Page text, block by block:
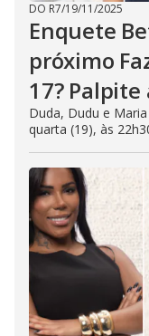
DO R7/19/11/2025
Enquete
próximo
17? Palpite
Duda, Dudu e
quarta (19), às